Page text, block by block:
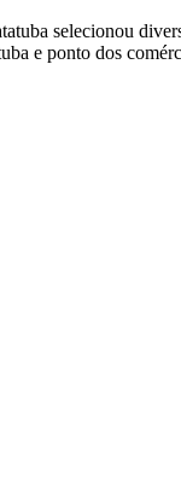
selecionou
e ponto dos